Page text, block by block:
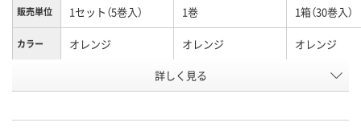
販売単位 1セット（5巻入） 1巻 1箱（30巻入）
カラー オレンジ オレンジ オレンジ
AR96202 AR96220
詳しく見る